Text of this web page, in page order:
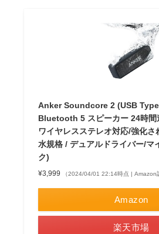
Anker Soundcore 2 (USB
Bluetooth 5 スピーカー 24時間
ワイヤレスステレオ対応/強化さ
水規格 / デュアルドライバー/マ
ク)
¥3,999 （2024/04/01 22:14時点 | Amazon
Amazon
楽天市場